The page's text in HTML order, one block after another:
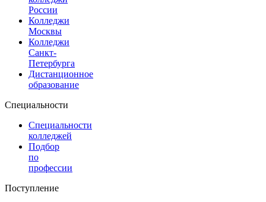
России
Колледжи
Москвы
Колледжи
Санкт-
Петербурга
Дистанционное
образование
Специальности
Специальности
колледжей
Подбор
по
профессии
Поступление